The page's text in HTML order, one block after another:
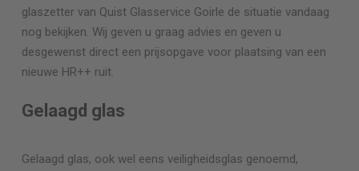
glaszetter van Quist Glasservice Goirle de situatie vandaag
nog bekijken. Wij geven u graag advies en geven u
desgewenst direct een prijsopgave voor plaatsing van een
nieuwe HR++ ruit.
Gelaagd glas
Gelaagd glas, ook wel eens veiligheidsglas genoemd,